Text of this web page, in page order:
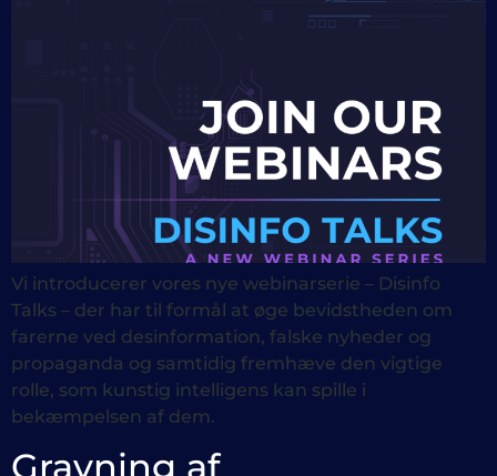
Vi introducerer vores nye webinarserie – Disinfo
Talks – der har til formål at øge bevidstheden om
farerne ved desinformation, falske nyheder og
propaganda og samtidig fremhæve den vigtige
rolle, som kunstig intelligens kan spille i
bekæmpelsen af dem.
Gravning af